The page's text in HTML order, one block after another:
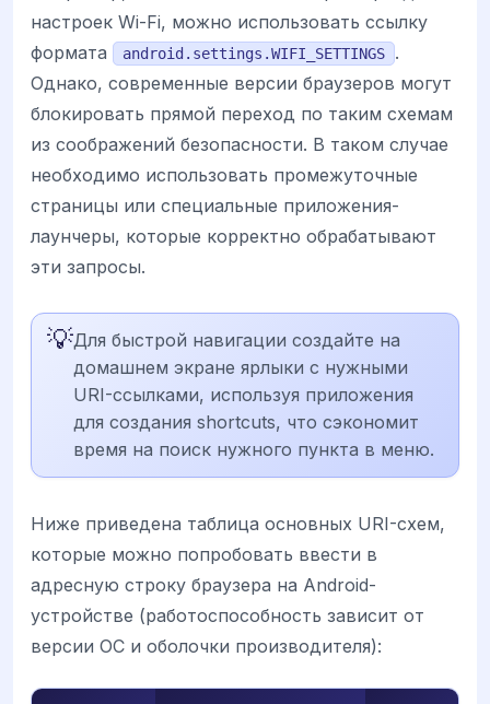
настроек Wi-Fi, можно использовать ссылку
формата
android.settings.WIFI_SETTINGS
.
Однако, современные версии браузеров могут
блокировать прямой переход по таким схемам
из соображений безопасности. В таком случае
необходимо использовать промежуточные
страницы или специальные приложения-
лаунчеры, которые корректно обрабатывают
эти запросы.
💡Для быстрой навигации создайте на
домашнем экране ярлыки с нужными
URI-ссылками, используя приложения
для создания shortcuts, что сэкономит
время на поиск нужного пункта в меню.
Ниже приведена таблица основных URI-схем,
которые можно попробовать ввести в
адресную строку браузера на Android-
устройстве (работоспособность зависит от
версии ОС и оболочки производителя):